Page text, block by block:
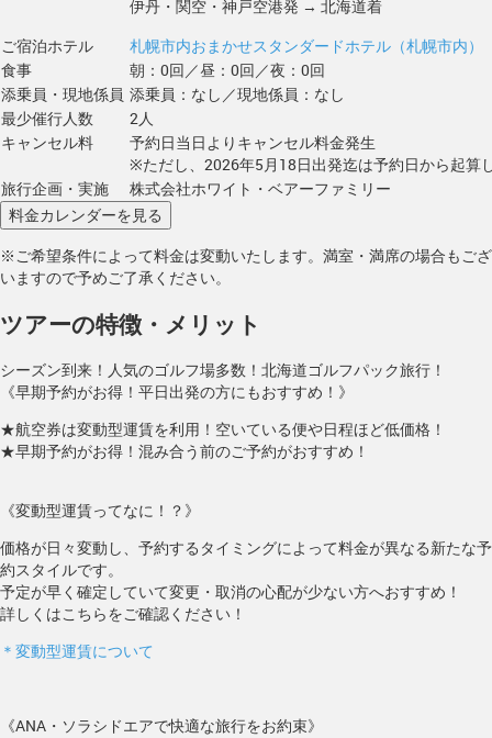
伊丹・関空・神戸空港発 → 北海道着
ご宿泊ホテル
札幌市内おまかせスタンダードホテル（札幌市内）
食事
朝：0回／昼：0回／夜：0回
添乗員・現地係員 添乗員：なし／現地係員：なし
最少催行人数
2人
キャンセル料
予約日当日よりキャンセル料金発生
※ただし、2026年5月18日出発迄は予約日から起算
旅行企画・実施
株式会社ホワイト・ベアーファミリー
※ご希望条件によって料金は変動いたします。満室・満席の場合もござ
いますので予めご了承ください。
ツアーの特徴・メリット
シーズン到来！人気のゴルフ場多数！北海道ゴルフパック旅行！
《早期予約がお得！平日出発の方にもおすすめ！》
★航空券は変動型運賃を利用！空いている便や日程ほど低価格！
★早期予約がお得！混み合う前のご予約がおすすめ！
《変動型運賃ってなに！？》
価格が日々変動し、予約するタイミングによって料金が異なる新たな予
約スタイルです。
予定が早く確定していて変更・取消の心配が少ない方へおすすめ！
詳しくはこちらをご確認ください！
＊変動型運賃について
《ANA・ソラシドエアで快適な旅行をお約束》